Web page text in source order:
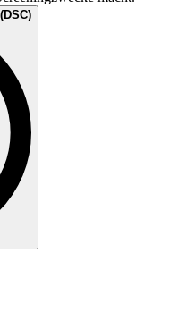
Analyse mit kleinen
Analyse). Da
Milligramm Substanz
Prozesse unter extremen